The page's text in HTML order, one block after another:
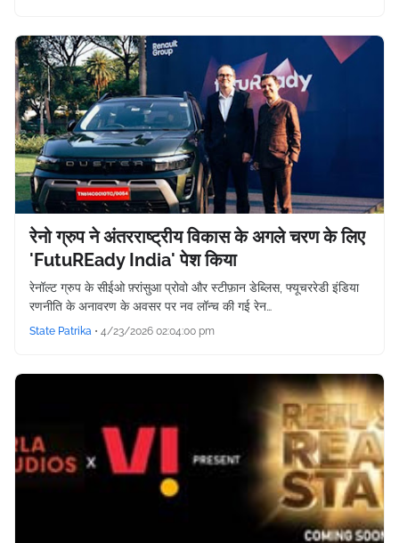
रेनो ग्रुप ने अंतरराष्ट्रीय विकास के अगले चरण के लिए
'FutuREady India' पेश किया
रेनॉल्ट ग्रुप के सीईओ फ़्रांसुआ प्रोवो और स्टीफ़ान डेब्लिस, फ्यूचररेडी इंडिया
रणनीति के अनावरण के अवसर पर नव लॉन्च की गई रेन…
State Patrika • 4/23/2026 02:04:00 pm